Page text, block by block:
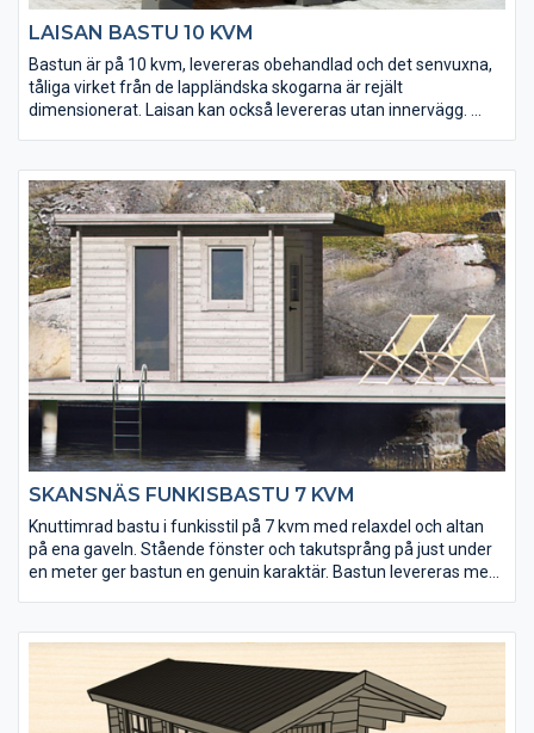
LAISAN BASTU 10 KVM
Bastun är på 10 kvm, levereras obehandlad och det senvuxna,
tåliga virket från de lappländska skogarna är rejält
dimensionerat. Laisan kan också levereras utan innervägg.
• Välj mellan tre tillbehörspaket (endast till relaxdelen).
• Taket utgörs av en slätspontspanel som är ändspontad.
• Golvet och takpanelen är möbeltorr vilket ger god
formstabilitet.
SKANSNÄS FUNKISBASTU 7 KVM
Knuttimrad bastu i funkisstil på 7 kvm med relaxdel och altan
på ena gaveln. Stående fönster och takutsprång på just under
en meter ger bastun en genuin karaktär. Bastun levereras med
• Senvuxet och tåligt virke från hjärtat av Lappland
• Extra fönster kan köpas till
• Golvet och takpanelen är möbeltorr vilket ger god